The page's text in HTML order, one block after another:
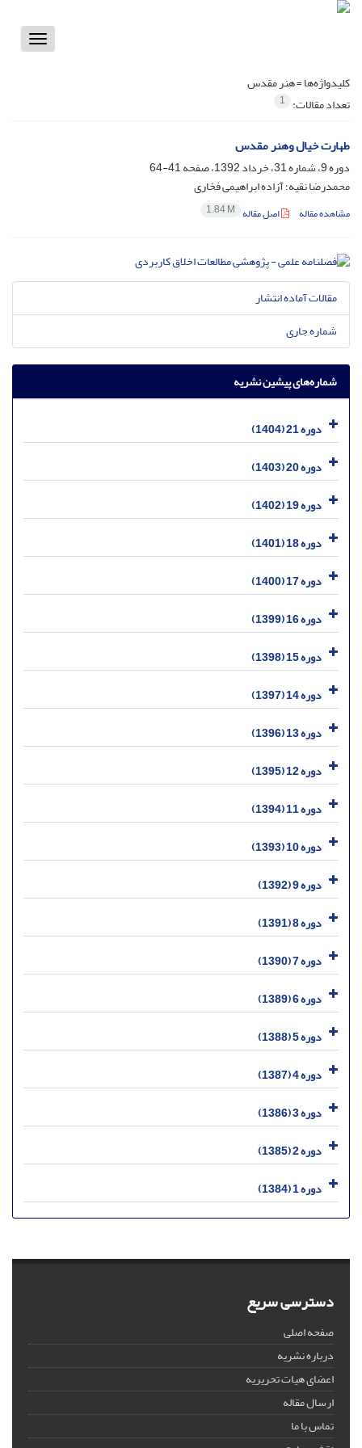
Toggle
کلیدواژه‌ها =هنر مقدس
تعداد مقالات: 1
طهارت خیال وهنر مقدس
دوره 9، شماره 31، خرداد 1392، صفحه
41-64
محمدرضا نقیه؛ آزاده ابراهیمی فخاری
مشاهده مقاله اصل مقاله 1.84 M
مقالات آماده انتشار
شماره جاری
شماره‌های پیشین نشریه
دوره 21 (1404)
دوره 20 (1403)
دوره 19 (1402)
دوره 18 (1401)
دوره 17 (1400)
دوره 16 (1399)
دوره 15 (1398)
دوره 14 (1397)
دوره 13 (1396)
دوره 12 (1395)
دوره 11 (1394)
دوره 10 (1393)
دوره 9 (1392)
دوره 8 (1391)
دوره 7 (1390)
دوره 6 (1389)
دوره 5 (1388)
دوره 4 (1387)
دوره 3 (1386)
دوره 2 (1385)
دوره 1 (1384)
دسترسی سریع
صفحه اصلی
درباره نشریه
اعضای هیات تحریریه
ارسال مقاله
تماس با ما